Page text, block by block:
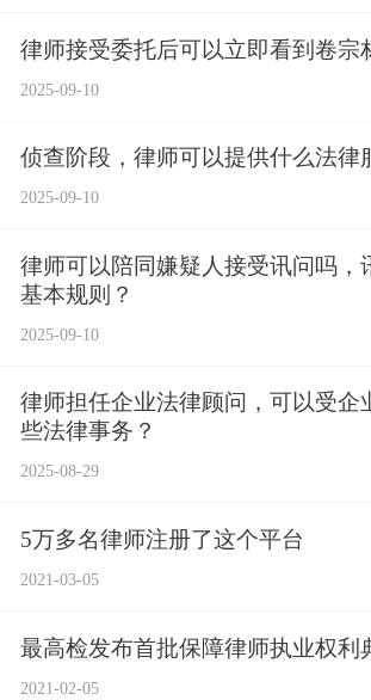
律师接受委托后可以立即看到卷宗
2025-09-10
侦查阶段，律师可以提供什么法律
2025-09-10
律师可以陪同嫌疑人接受讯问吗，
基本规则？
2025-09-10
律师担任企业法律顾问，可以受企
些法律事务？
2025-08-29
5万多名律师注册了这个平台
2021-03-05
最高检发布首批保障律师执业权利
2021-02-05